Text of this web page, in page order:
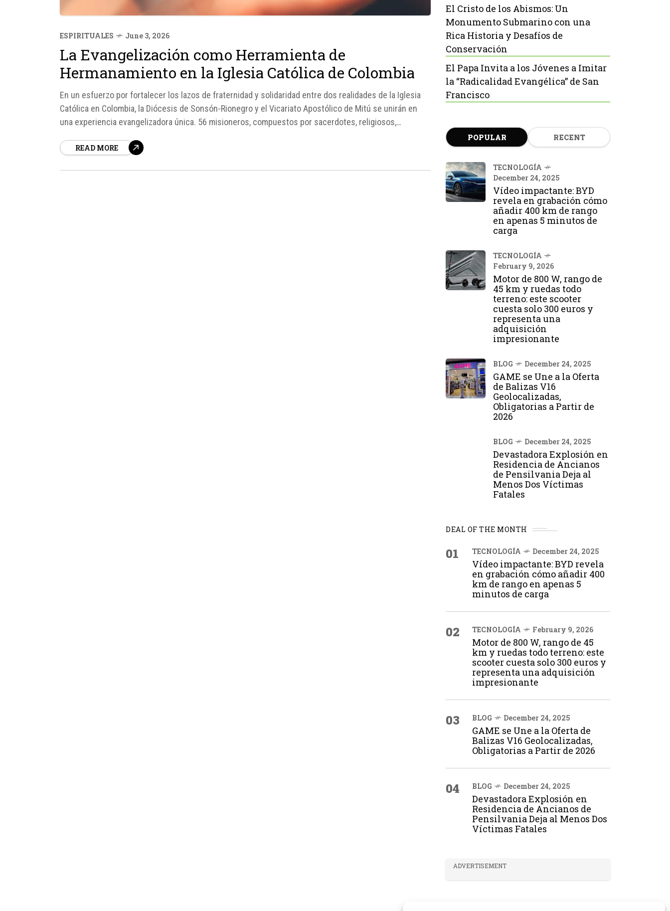
ESPIRITUALES June 3, 2026
La Evangelización como Herramienta de
Hermanamiento en la Iglesia Católica de Colombia
En un esfuerzo por fortalecer los lazos de fraternidad y solidaridad entre dos realidades de la Iglesia
Católica en Colombia, la Diócesis de Sonsón-Rionegro y el Vicariato Apostólico de Mitú se unirán en
una experiencia evangelizadora única. 56 misioneros, compuestos por sacerdotes, religiosos,
READ MORE
El Cristo de los Abismos: Un
Monumento Submarino con una
Rica Historia y Desafíos de
Conservación
El Papa Invita a los Jóvenes a Imitar
la “Radicalidad Evangélica” de San
Francisco
POPULAR RECENT
TECNOLOGÍA
December 24, 2025
Vídeo impactante: BYD
revela en grabación cómo
añadir 400 km de rango
en apenas 5 minutos de
carga
TECNOLOGÍA
February 9, 2026
Motor de 800 W, rango de
45 km y ruedas todo
terreno: este scooter
cuesta solo 300 euros y
representa una
adquisición
impresionante
BLOG December 24, 2025
GAME se Une a la Oferta
de Balizas V16
Geolocalizadas,
Obligatorias a Partir de
2026
BLOG December 24, 2025
Devastadora Explosión en
Residencia de Ancianos
de Pensilvania Deja al
Menos Dos Víctimas
Fatales
DEAL OF THE MONTH
01 TECNOLOGÍA December 24, 2025
Vídeo impactante: BYD revela
en grabación cómo añadir 400
km de rango en apenas 5
minutos de carga
02 TECNOLOGÍA February 9, 2026
Motor de 800 W, rango de 45
km y ruedas todo terreno: este
scooter cuesta solo 300 euros y
representa una adquisición
impresionante
03 BLOG December 24, 2025
GAME se Une a la Oferta de
Balizas V16 Geolocalizadas,
Obligatorias a Partir de 2026
04 BLOG December 24, 2025
Devastadora Explosión en
Residencia de Ancianos de
Pensilvania Deja al Menos Dos
Víctimas Fatales
ADVERTISEMENT